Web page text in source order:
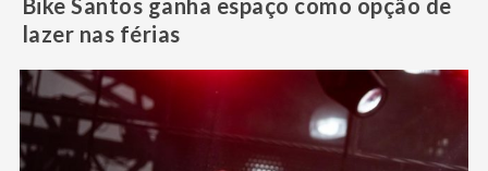
Bike Santos ganha espaço como opção de
lazer nas férias